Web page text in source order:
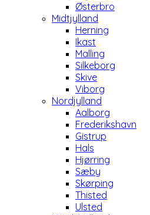
Østerbro
Midtjylland
Herning
Ikast
Malling
Silkeborg
Skive
Viborg
Nordjylland
Aalborg
Frederikshavn
Gistrup
Hals
Hjørring
Sæby
Skørping
Thisted
Ulsted